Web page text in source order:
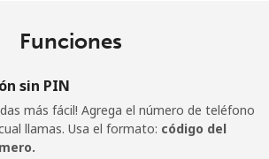
⁦23.5¢⁩
42 min por
⁦$10⁩
Funciones
sin PIN
más fácil! Agrega el número de teléfono
llamas. Usa el formato: código del